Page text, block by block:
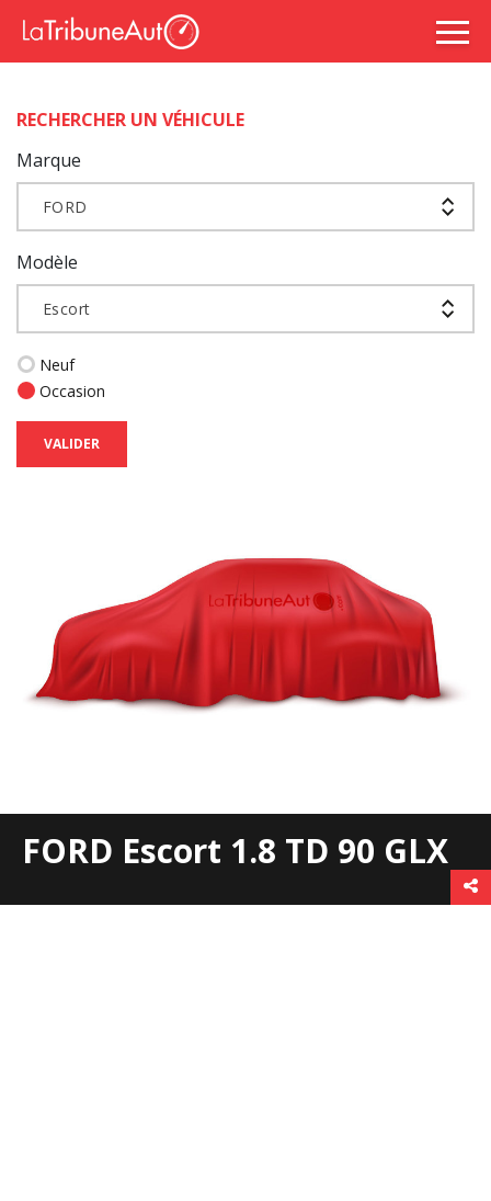
RECHERCHER UN VÉHICULE
Marque
FORD
Modèle
Escort
Neuf
Occasion
VALIDER
FORD Escort 1.8 TD 90 GLX